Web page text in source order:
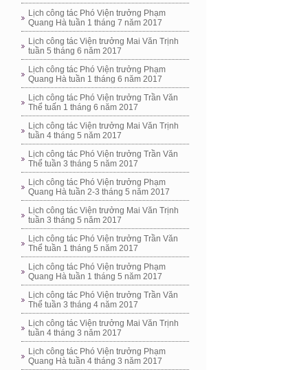
Lịch công tác Phó Viện trưởng Phạm
Quang Hà tuần 1 tháng 7 năm 2017
Lịch công tác Viện trưởng Mai Văn Trịnh
tuần 5 tháng 6 năm 2017
Lịch công tác Phó Viện trưởng Phạm
Quang Hà tuần 1 tháng 6 năm 2017
Lịch công tác Phó Viện trưởng Trần Văn
Thể tuấn 1 tháng 6 năm 2017
Lịch công tác Viện trưởng Mai Văn Trịnh
tuần 4 tháng 5 năm 2017
Lịch công tác Phó Viện trưởng Trần Văn
Thể tuần 3 tháng 5 năm 2017
Lịch công tác Phó Viện trưởng Phạm
Quang Hà tuần 2-3 tháng 5 năm 2017
Lịch công tác Viện trưởng Mai Văn Trịnh
tuần 3 tháng 5 năm 2017
Lịch công tác Phó Viện trưởng Trần Văn
Thể tuần 1 tháng 5 năm 2017
Lịch công tác Phó Viện trưởng Phạm
Quang Hà tuần 1 tháng 5 năm 2017
Lịch công tác Phó Viện trưởng Trần Văn
Thể tuần 3 tháng 4 năm 2017
Lịch công tác Viện trưởng Mai Văn Trịnh
tuần 4 tháng 3 năm 2017
Lịch công tác Phó Viện trưởng Phạm
Quang Hà tuần 4 tháng 3 năm 2017